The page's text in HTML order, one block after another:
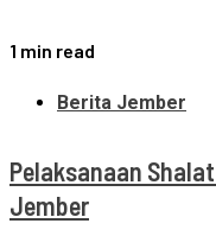
1 min read
Berita Jember
Pelaksanaan
Jember